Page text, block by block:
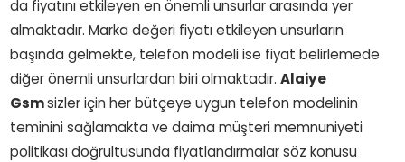
da fiyatını etkileyen en önemli unsurlar arasında yer
almaktadır. Marka değeri fiyatı etkileyen unsurların
başında gelmekte, telefon modeli ise fiyat belirlemede
diğer önemli unsurlardan biri olmaktadır.Alaiye
Gsmsizler için her bütçeye uygun telefon modelinin
teminini sağlamakta ve daima müşteri memnuniyeti
politikası doğrultusunda fiyatlandırmalar söz konusu